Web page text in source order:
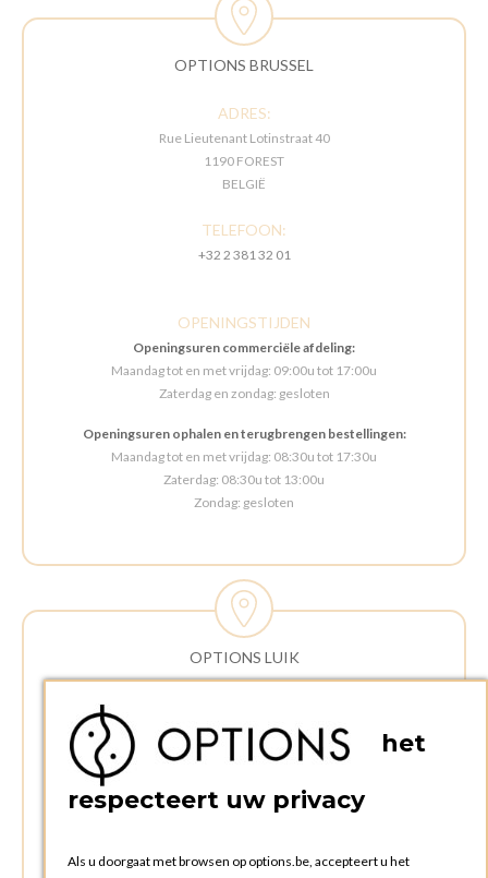
OPTIONS BRUSSEL
ADRES:
Rue Lieutenant Lotinstraat 40
1190 FOREST
BELGIË
TELEFOON:
+32 2 381 32 01
OPENINGSTIJDEN
Openingsuren commerciële afdeling:
Maandag tot en met vrijdag: 09:00u tot 17:00u
Zaterdag en zondag: gesloten
Openingsuren ophalen en terugbrengen bestellingen:
Maandag tot en met vrijdag: 08:30u tot 17:30u
Zaterdag: 08:30u tot 13:00u
Zondag: gesloten
OPTIONS LUIK
Rue Delvaux 21
4340 AWANS (Othee)
het
respecteert uw privacy
Als u doorgaat met browsen op options.be, accepteert u het